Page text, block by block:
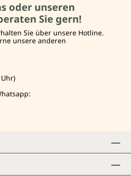
oder unseren
Sie gern!
Sie über unsere Hotline.
unsere anderen